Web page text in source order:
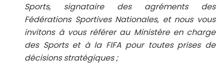
Sports, signataire des agréments des
Fédérations Sportives Nationales, et nous vous
invitons à vous référer au Ministère en charge
des Sports et à la FIFA pour toutes prises de
décisions stratégiques ;